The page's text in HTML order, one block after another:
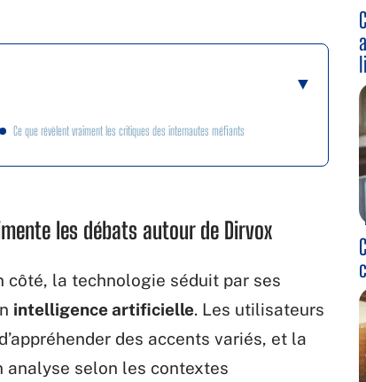
Ce que révèlent vraiment les critiques des internautes méfiants
les débats autour de Dirvox
côté, la technologie séduit par ses
intelligence artificielle. Les utilisateurs
des accents variés, et la
analyse selon les contextes